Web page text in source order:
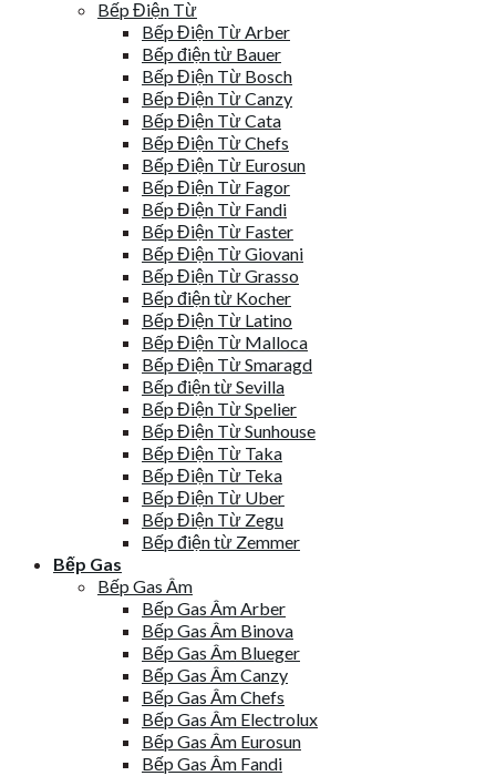
Bếp Điện Từ
Bếp Điện Từ Arber
Bếp điện từ Bauer
Bếp Điện Từ Bosch
Bếp Điện Từ Canzy
Bếp Điện Từ Cata
Bếp Điện Từ Chefs
Bếp Điện Từ Eurosun
Bếp Điện Từ Fagor
Bếp Điện Từ Fandi
Bếp Điện Từ Faster
Bếp Điện Từ Giovani
Bếp Điện Từ Grasso
Bếp điện từ Kocher
Bếp Điện Từ Latino
Bếp Điện Từ Malloca
Bếp Điện Từ Smaragd
Bếp điện từ Sevilla
Bếp Điện Từ Spelier
Bếp Điện Từ Sunhouse
Bếp Điện Từ Taka
Bếp Điện Từ Teka
Bếp Điện Từ Uber
Bếp Điện Từ Zegu
Bếp điện từ Zemmer
Bếp Gas
Bếp Gas Âm
Bếp Gas Âm Arber
Bếp Gas Âm Binova
Bếp Gas Âm Blueger
Bếp Gas Âm Canzy
Bếp Gas Âm Chefs
Bếp Gas Âm Electrolux
Bếp Gas Âm Eurosun
Bếp Gas Âm Fandi